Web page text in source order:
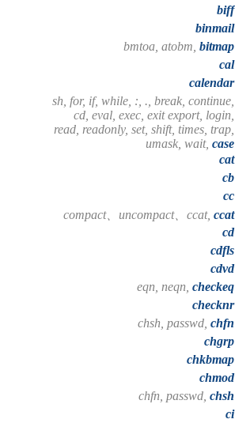
biff
binmail
bmtoa, atobm, bitmap
cal
calendar
sh, for, if, while, :, ., break, continue,
cd, eval, exec, exit export, login,
read, readonly, set, shift, times, trap,
umask, wait, case
cat
cb
cc
compact、uncompact、ccat, ccat
cd
cdfls
cdvd
eqn, neqn, checkeq
checknr
chsh, passwd, chfn
chgrp
chkbmap
chmod
chfn, passwd, chsh
ci